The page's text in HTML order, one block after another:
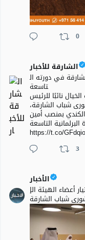
0
الشارقة للأخبار
في دورته ال
تاسعة
نائبًا للرئيس
شباب الشارقة،
بمنصب أمين
التاسعة
https://t.co/
3
الأخبار
أعضاء الهيئة الإ